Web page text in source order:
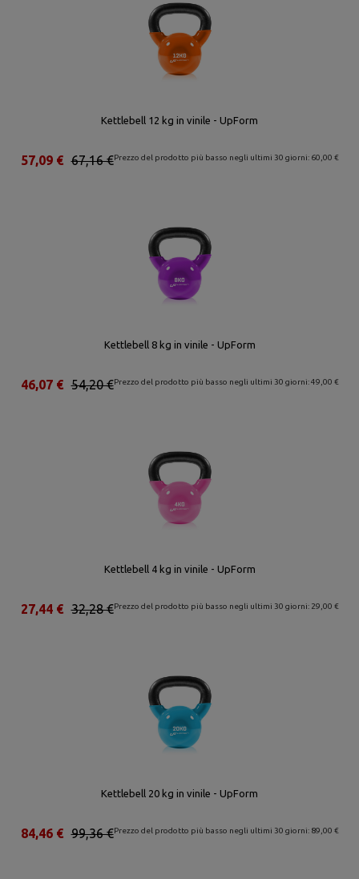
Kettlebell 12 kg in vinile - UpForm
Prezzo del prodotto più basso negli ultimi 30 giorni: 60,00 €
67,16 €
57,09 €
Kettlebell 8 kg in vinile - UpForm
Prezzo del prodotto più basso negli ultimi 30 giorni: 49,00 €
54,20 €
46,07 €
Kettlebell 4 kg in vinile - UpForm
Prezzo del prodotto più basso negli ultimi 30 giorni: 29,00 €
32,28 €
27,44 €
Kettlebell 20 kg in vinile - UpForm
Prezzo del prodotto più basso negli ultimi 30 giorni: 89,00 €
99,36 €
84,46 €